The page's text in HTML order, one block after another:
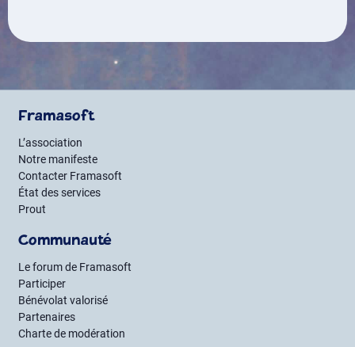
Framasoft
L’association
Notre manifeste
Contacter Framasoft
État des services
Prout
Communauté
Le forum de Framasoft
Participer
Bénévolat valorisé
Partenaires
Charte de modération